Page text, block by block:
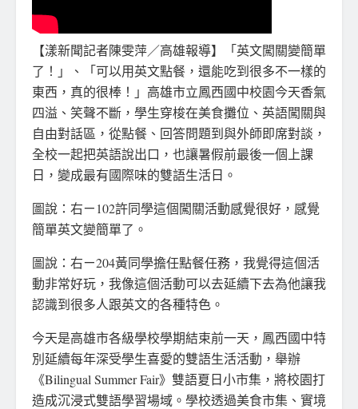
【漾新聞記者陳雯萍／高雄報導】「英文闖關變簡單
了！」、「可以用英文點餐，還能吃到很多不一樣的
東西，真的很棒！」高雄市立鳳西國中校園今天香氣
四溢、笑聲不斷，學生穿梭在美食攤位、英語闖關與
自由對話區，從點餐、回答問題到與外師即席對談，
全校一起把英語說出口，也讓暑假前最後一個上課
日，變成最有國際味的雙語生活日。
圖說：右ㄧ102許同學這個闖關活動感覺很好，感覺
簡單英文變簡單了。
圖說：右ㄧ204黃同學擔任點餐任務，我覺得這個活
動非常好玩，我像這個活動可以去延續下去為他讓我
認識到很多人跟英文的各種特色。
今天是高雄市各級學校學期結束前一天，鳳西國中特
別延續每年深受學生喜愛的雙語生活活動，舉辦
《Bilingual Summer Fair》雙語夏日小市集，將校園打
造成沉浸式雙語學習場域。學校透過美食市集、實境